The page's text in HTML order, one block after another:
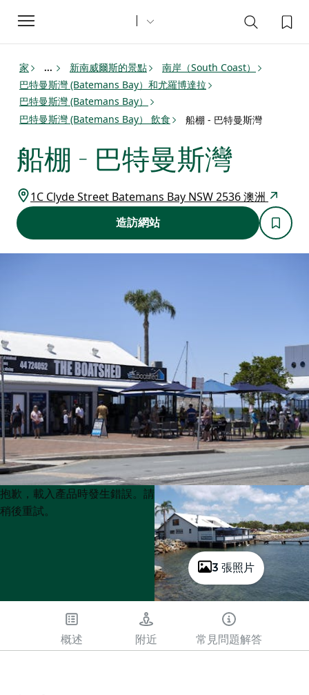
Toggle
navigation
家 ... 新南威爾斯的景點
南岸（South Coast）
巴特曼斯灣 (Batemans Bay）和尤羅博達拉
巴特曼斯灣 (Batemans Bay）
巴特曼斯灣 (Batemans Bay） 飲食
船棚 - 巴特曼斯灣
船棚 - 巴特曼斯灣
1C Clyde Street Batemans Bay NSW 2536 澳洲
造訪網站
3 張照片
Product
List
Product
List
抱歉，載入產品時發生錯誤。請
稍後重試。
概述 附近 常見問題解答